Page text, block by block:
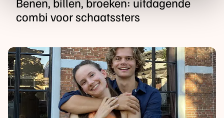
overdracht. Meer informatie vindt u in ons
combi voor schaatssters